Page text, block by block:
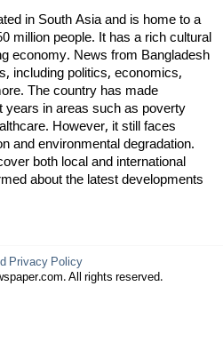
in South Asia and is home to a
million people. It has a rich cultural
economy. News from Bangladesh
including politics, economics,
The country has made
years in areas such as poverty
However, it still faces
and environmental degradation.
both local and international
about the latest developments
Privacy Policy
All rights reserved.